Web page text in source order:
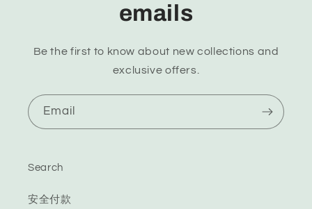
emails
Be the first to know about new collections and
exclusive offers.
Email
Search
安全付款